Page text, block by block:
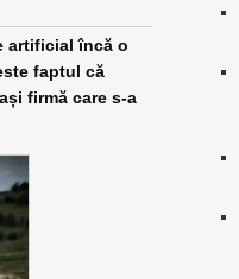
artificial încă o
faptul că
firmă care s-a